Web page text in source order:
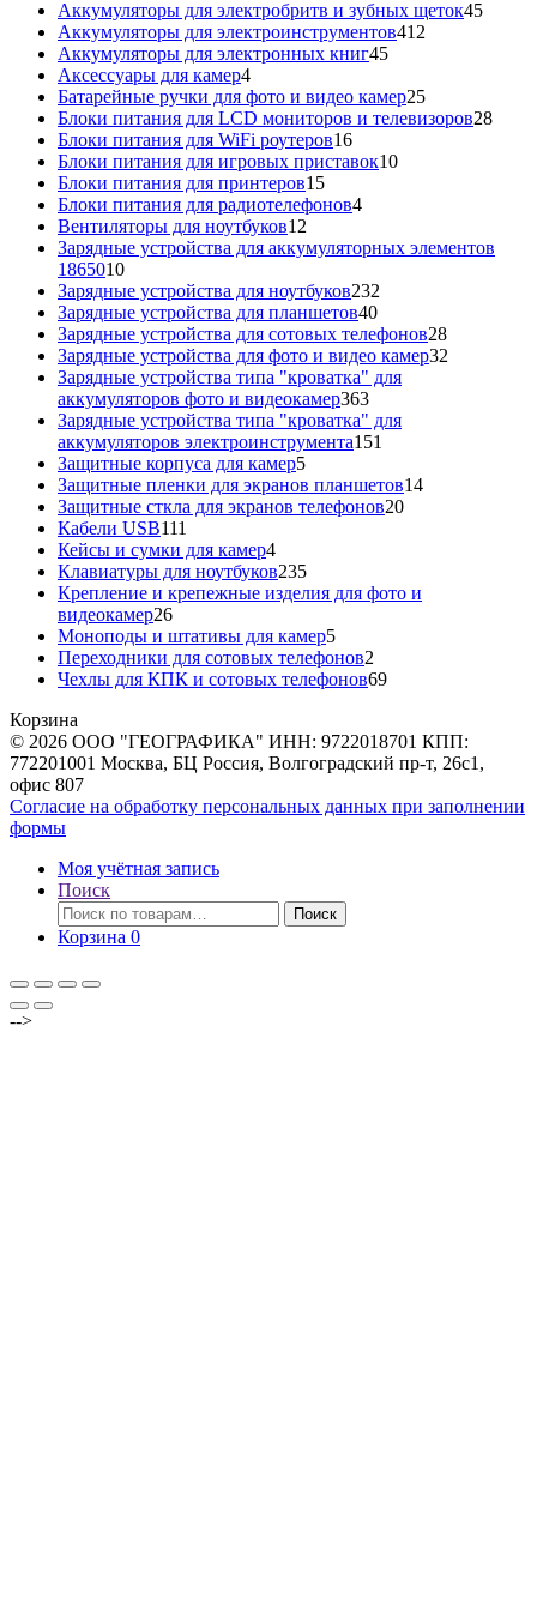
товаров
Аккумуляторы для электробритв и зубных щеток4545
Аккумуляторы для электроинструментов412
Аккумуляторы для электронных книг4545
Аксессуары для камер44
товара
Батарейные ручки для фото и видео камер2525
товаров
Блоки питания для LCD мониторов и телевизоров2828
Блоки питания для WiFi роутеров1616
товаров
Блоки питания для игровых приставок1010
Блоки питания для принтеров1515
товаров
Блоки питания для радиотелефонов44
Вентиляторы для ноутбуков12
товаров
Зарядные устройства для аккумуляторных элементов
186501010
товаров
Зарядные устройства для ноутбуков232
Зарядные устройства для планшетов4040
товаров
Зарядные устройства для сотовых телефонов2828
товаров
Зарядные устройства для фото и видео камер32
Зарядные устройства типа "кроватка" для
аккумуляторов фото и видеокамер363363
товара
Зарядные устройства типа "кроватка" для
аккумуляторов электроинструмента151
Защитные корпуса для камер55
товаров
Защитные пленки для экранов планшетов1414
Защитные сткла для экранов телефонов2020
Кабели USB111
товаров
Кейсы и сумки для камер44
товара
Клавиатуры для ноутбуков235235
товаров
Крепление и крепежные изделия для фото и
видеокамер2626
товаров
Моноподы и штативы для камер55
товаров
Переходники для сотовых телефонов2
товара
Чехлы для КПК и сотовых телефонов6969
Корзина
© 2026 ООО "ГЕОГРАФИКА" ИНН: 9722018701 КПП:
772201001 Москва, БЦ Россия, Волгоградский пр-т, 26с1,
офис 807
Согласие на обработку персональных данных при заполнении
формы
Моя учётная запись
Поиск
Искать:
Поиск
Корзина 0
-->